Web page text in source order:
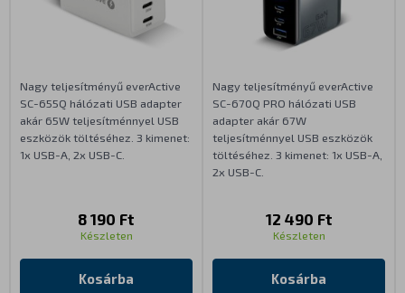
Nagy teljesítményű everActive
SC-655Q hálózati USB adapter
akár 65W teljesítménnyel USB
eszközök töltéséhez. 3 kimenet:
1x USB-A, 2x USB-C.
8 190 Ft
Készleten
Kosárba
Nagy teljesítményű everActive
SC-670Q PRO hálózati USB
adapter akár 67W
teljesítménnyel USB eszközök
töltéséhez. 3 kimenet: 1x USB-A,
2x USB-C.
12 490 Ft
Készleten
Kosárba